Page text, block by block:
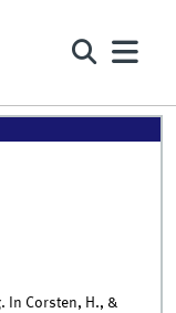
In Corsten, H., &